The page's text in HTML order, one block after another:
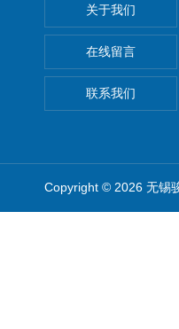
关于我们
在线留言
联系我们
Copyright © 2026 无锡